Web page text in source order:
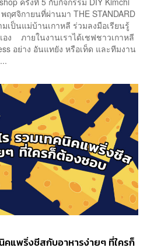
ฤศจิกายนที่ผ่านมา THE STANDARD
ป็นแม่บ้านเกาหลี ร่วมลงมือเรียนรู้
ง ภายในงานเราได้เชฟชาวเกาหลี
อย่าง อันแทยัง หรือเท็ด และทีมงาน
คแพริ่งชีสกับอาหารง่ายๆ ที่ใครก็